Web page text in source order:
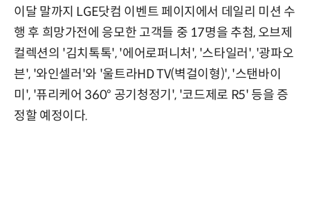
이달 말까지 LGE닷컴 이벤트 페이지에서 데일리 미션 수
행 후 희망가전에 응모한 고객들 중 17명을 추첨, 오브제
컬렉션의 '김치톡톡', '에어로퍼니처', '스타일러', '광파오
븐', '와인셀러'와 '울트라HD TV(벽걸이형)', '스탠바이
미', '퓨리케어 360° 공기청정기', '코드제로 R5' 등을 증
정할 예정이다.